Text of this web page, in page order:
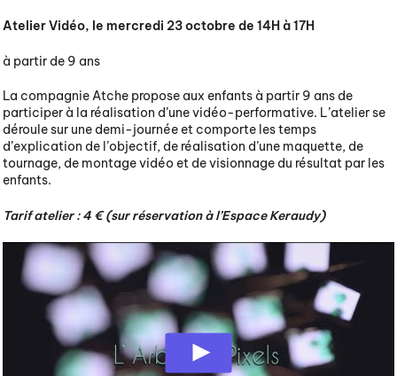
Atelier Vidéo, le mercredi 23 octobre de 14H à 17H
à partir de 9 ans
La compagnie Atche propose aux enfants à partir 9 ans de
participer à la réalisation d’une vidéo-performative. L’atelier se
déroule sur une demi-journée et comporte les temps
d’explication de l’objectif, de réalisation d’une maquette, de
tournage, de montage vidéo et de visionnage du résultat par les
enfants.
Tarif atelier : 4 € (sur réservation à l’Espace Keraudy)